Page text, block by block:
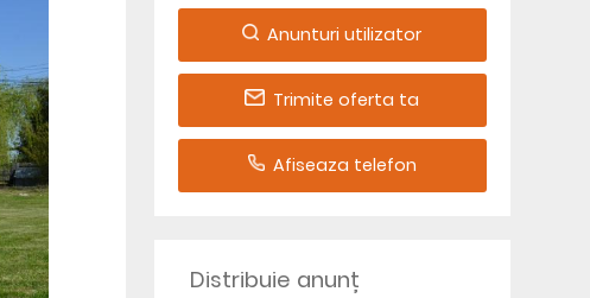
Anunturi utilizator
Trimite oferta ta
Afiseaza telefon
Distribuie anunț